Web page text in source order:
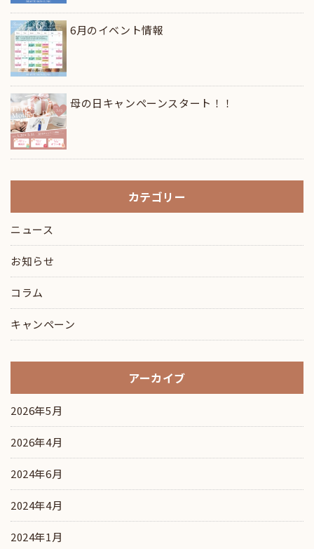
6月のイベント情報
母の日キャンペーンスタート！！
カテゴリー
ニュース
お知らせ
コラム
キャンペーン
アーカイブ
2026年5月
2026年4月
2024年6月
2024年4月
2024年1月